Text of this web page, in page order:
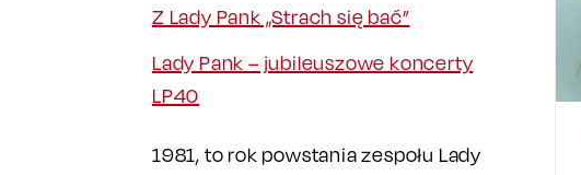
Z Lady Pank „Strach się bać”
Lady Pank – jubileuszowe koncerty
LP40
1981, to rok powstania zespołu Lady